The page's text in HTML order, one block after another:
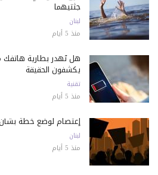
جثتيهما
لبنان
منذ 5 أيام
هل تُهدر بطارية هاتفك
يكشفون الحقيقة
تقنية
منذ 5 أيام
إعتصام لوضع خطة
لبنان
منذ 5 أيام